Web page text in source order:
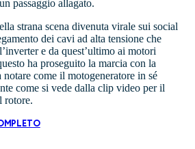
passaggio allagato.
strana scena divenuta virale sui social
dei cavi ad alta tensione che
e da quest’ultimo ai motori
ha proseguito la marcia con la
come il motogeneratore in sé
come si vede dalla clip video per il
rotore.